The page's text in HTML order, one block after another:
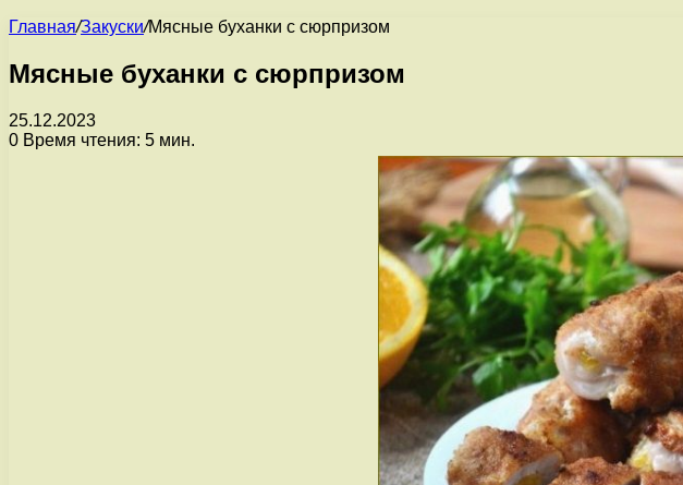
Главная/Закуски/Мясные буханки с сюрпризом
Мясные буханки с сюрпризом
25.12.2023
0 Время чтения: 5 мин.